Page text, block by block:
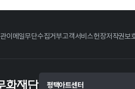
이메일무단수집거부고객서비스헌장저작권보
평택아트센터